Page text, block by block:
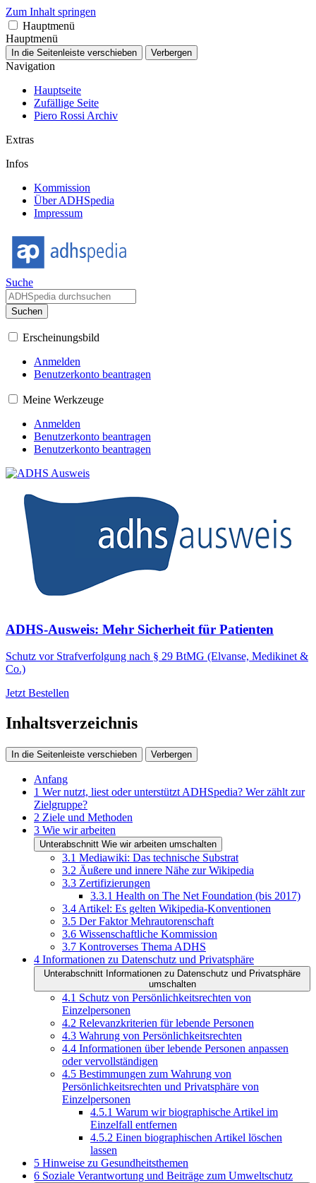
Zum Inhalt springen
Hauptmenü
Hauptmenü
In die Seitenleiste verschieben Verbergen
Navigation
Hauptseite
Zufällige Seite
Piero Rossi Archiv
Extras
Infos
Kommission
Über ADHSpedia
Impressum
Suche
Suchen
Erscheinungsbild
Anmelden
Benutzerkonto beantragen
Meine Werkzeuge
Anmelden
Benutzerkonto beantragen
Benutzerkonto beantragen
ADHS-Ausweis: Mehr Sicherheit für Patienten
Schutz vor Strafverfolgung nach § 29 BtMG (Elvanse, Medikinet &
Co.)
Jetzt Bestellen
Inhaltsverzeichnis
In die Seitenleiste verschieben Verbergen
Anfang
1 Wer nutzt, liest oder unterstützt ADHSpedia? Wer zählt zur
Zielgruppe?
2 Ziele und Methoden
3 Wie wir arbeiten
Unterabschnitt Wie wir arbeiten umschalten
3.1 Mediawiki: Das technische Substrat
3.2 Äußere und innere Nähe zur Wikipedia
3.3 Zertifizierungen
3.3.1 Health on The Net Foundation (bis 2017)
3.4 Artikel: Es gelten Wikipedia-Konventionen
3.5 Der Faktor Mehrautorenschaft
3.6 Wissenschaftliche Kommission
3.7 Kontroverses Thema ADHS
4 Informationen zu Datenschutz und Privatsphäre
Unterabschnitt Informationen zu Datenschutz und Privatsphäre
umschalten
4.1 Schutz von Persönlichkeitsrechten von
Einzelpersonen
4.2 Relevanzkriterien für lebende Personen
4.3 Wahrung von Persönlichkeitsrechten
4.4 Informationen über lebende Personen anpassen
oder vervollständigen
4.5 Bestimmungen zum Wahrung von
Persönlichkeitsrechten und Privatsphäre von
Einzelpersonen
4.5.1 Warum wir biographische Artikel im
Einzelfall entfernen
4.5.2 Einen biographischen Artikel löschen
lassen
5 Hinweise zu Gesundheitsthemen
6 Soziale Verantwortung und Beiträge zum Umweltschutz